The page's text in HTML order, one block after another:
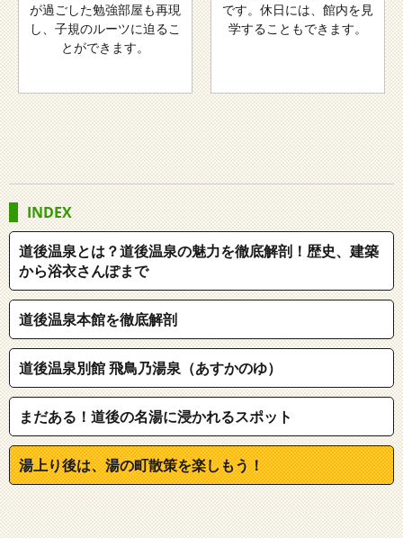
が過ごした勉強部屋も再現
し、子規のルーツに迫るこ
とができます。
です。休日には、館内を見
学することもできます。
INDEX
道後温泉とは？道後温泉の魅力を徹底解剖！歴史、建築
から浴衣さんぽまで
道後温泉本館を徹底解剖
道後温泉別館 飛鳥乃湯泉（あすかのゆ）
まだある！道後の名湯に浸かれるスポット
湯上り後は、湯の町散策を楽しもう！